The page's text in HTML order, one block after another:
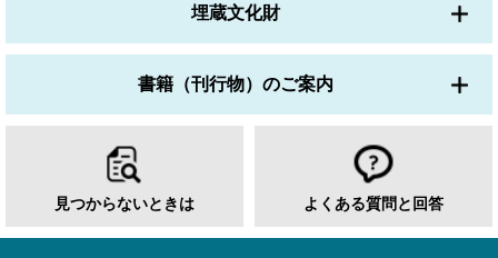
埋蔵文化財
書籍（刊行物）のご案内
見つからないときは よくある質問と回答